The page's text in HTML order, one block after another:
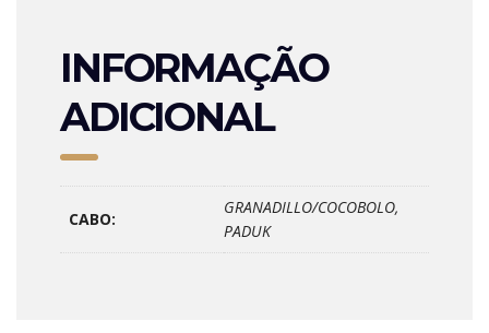
INFORMAÇÃO
ADICIONAL
CABO:
GRANADILLO/COCOBOLO,
PADUK